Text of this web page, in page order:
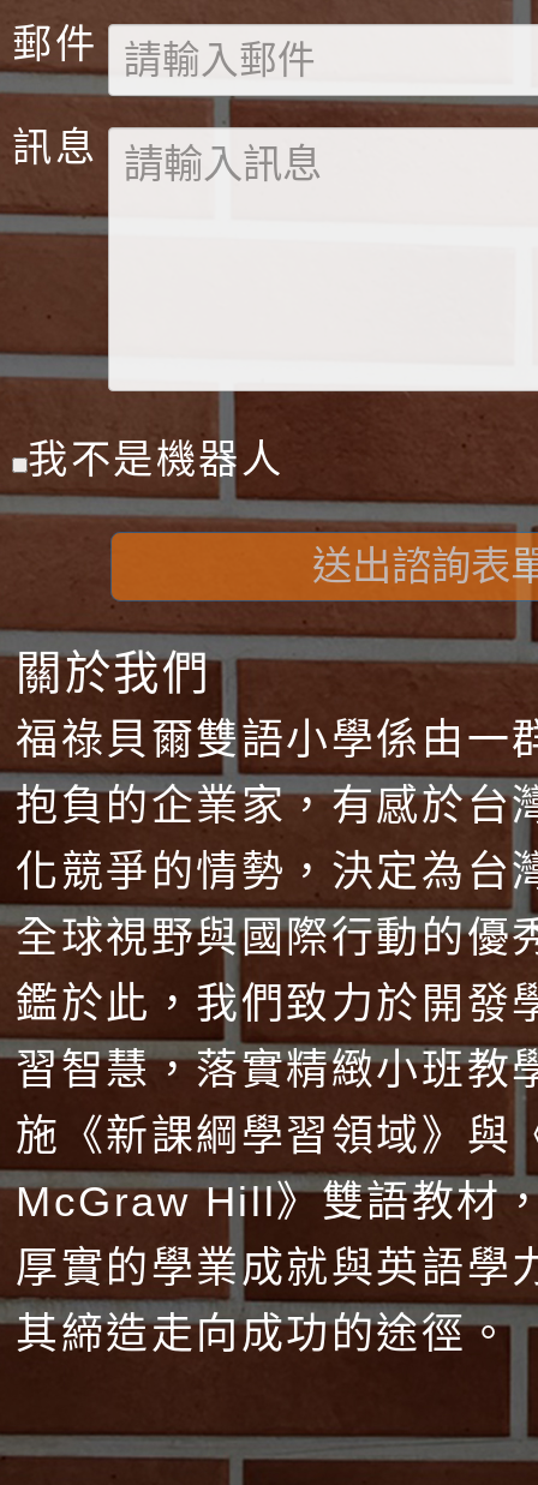
郵件
訊息
我不是機器人
送出諮詢表
關於我們
福祿貝爾雙語小學係由一
抱負的企業家，有感於台
化競爭的情勢，決定為台
全球視野與國際行動的優
鑑於此，我們致力於開發
習智慧，落實精緻小班教
施《新課綱學習領域》與
McGraw Hill》雙語教材
厚實的學業成就與英語學
其締造走向成功的途徑。